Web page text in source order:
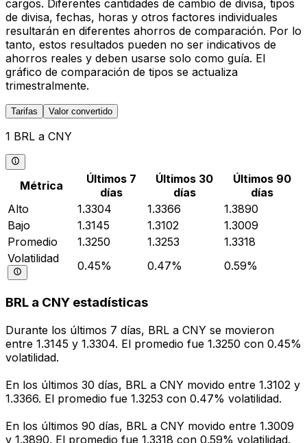
cargos. Diferentes cantidades de cambio de divisa, tipos
de divisa, fechas, horas y otros factores individuales
resultarán en diferentes ahorros de comparación. Por lo
tanto, estos resultados pueden no ser indicativos de
ahorros reales y deben usarse solo como guía. El
gráfico de comparación de tipos se actualiza
trimestralmente.
Tarifas Valor convertido
1 BRL a CNY
Métrica
Últimos 7
días
Últimos 30
días
Últimos 90
días
Alto
1.3304 1.3366
1.3890
Bajo
1.3145 1.3102
1.3009
Promedio
1.3250 1.3253
1.3318
Volatilidad
0.45% 0.47% 0.59%
BRL a CNY estadísticas
Durante los últimos 7 días, BRL a CNY se movieron
entre 1.3145 y 1.3304. El promedio fue 1.3250 con 0.45%
volatilidad.
En los últimos 30 días, BRL a CNY movido entre 1.3102 y
1.3366. El promedio fue 1.3253 con 0.47% volatilidad.
En los últimos 90 días, BRL a CNY movido entre 1.3009
y 1.3890. El promedio fue 1.3318 con 0.59% volatilidad.